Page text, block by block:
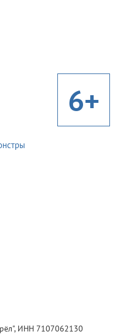
6+
ИНН 7107062130